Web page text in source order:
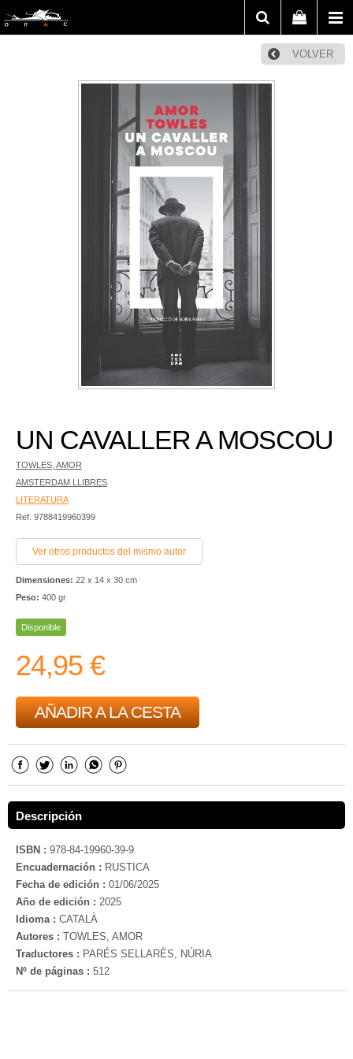
VOLVER
UN CAVALLER A MOSCOU
TOWLES, AMOR
AMSTERDAM LLIBRES
LITERATURA
Ref. 9788419960399
Ver otros productos del mismo autor
Dimensiones: 22 x 14 x 30 cm
Peso: 400 gr
Disponible
24,95 €
AÑADIR A LA CESTA
Descripción
ISBN : 978-84-19960-39-9
Encuadernación : RUSTICA
Fecha de edición : 01/06/2025
Año de edición : 2025
Idioma : CATALÀ
Autores : TOWLES, AMOR
Traductores : PARÉS SELLARÈS, NÚRIA
Nº de páginas : 512